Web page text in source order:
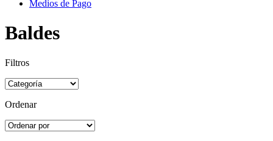
Medios de Pago
Baldes
Filtros
Ordenar